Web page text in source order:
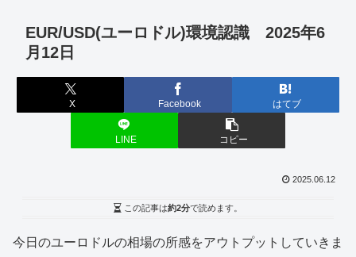
EUR/USD(ユーロドル)環境認識 2025年6
月12日
X Facebook はてブ
LINE コピー
2025.06.12
この記事は約2分で読めます。
今日のユーロドルの相場の所感をアウトプットしていきま